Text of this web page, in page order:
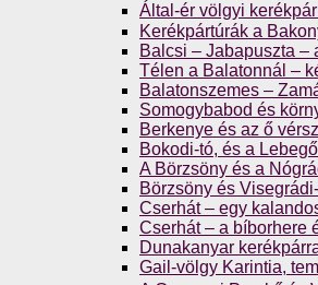
Által-ér völgyi
Kerékpártúrák a
Balcsi – Jabapuszta –
Télen a Balatonnál –
Balatonszemes –
Somogybabod és
Berkenye és az ő
Bokodi-tó, és a
A Börzsöny és a
Börzsöny és
Cserhát – egy
Cserhát – a bíborhere
Dunakanyar
Gail-völgy Karintia,